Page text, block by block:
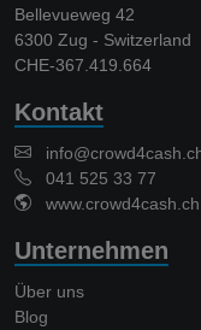
Bellevueweg 42
6300 Zug - Switzerland
CHE-367.419.664
Kontakt
041 525 33 77
www.crowd4cash.ch
Unternehmen
Über uns
Blog